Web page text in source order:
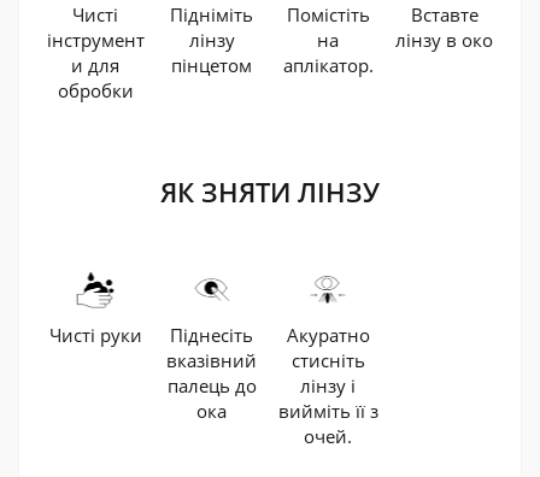
Чисті
інструмент
и для
обробки
Підніміть
лінзу
пінцетом
Помістіть
на
аплікатор.
Вставте
лінзу в око
ЯК ЗНЯТИ ЛІНЗУ
Чисті руки
Піднесіть
вказівний
палець до
ока
Акуратно
стисніть
лінзу і
вийміть її з
очей.